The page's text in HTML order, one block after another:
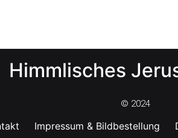
Himmlisches
© 2024
Impressum & Bildbestellung